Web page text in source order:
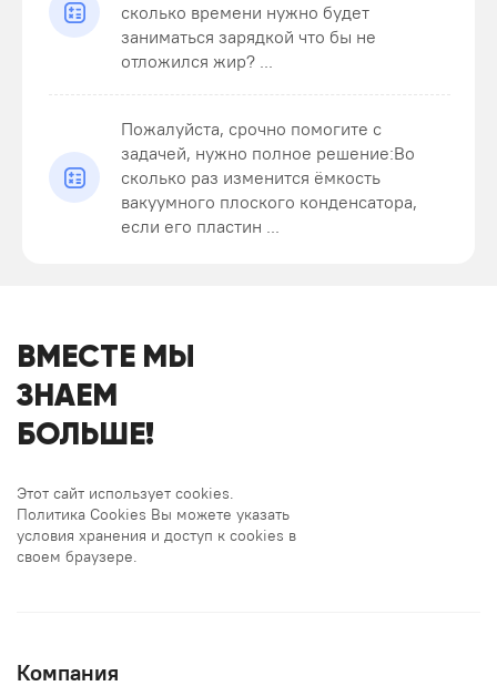
сколько времени нужно будет
заниматься зарядкой что бы не
отложился жир? ...
Пожалуйста, срочно помогите с
задачей, нужно полное решение:Во
сколько раз изменится ёмкость
вакуумного плоского конденсатора,
если его пластин ...
ВМЕСТЕ МЫ
ЗНАЕМ
БОЛЬШЕ!
Этот сайт использует cookies.
Политика Cookies Вы можете указать
условия хранения и доступ к cookies в
своем браузере.
Компания